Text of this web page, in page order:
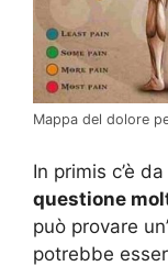
Mappa del dolore
In primis c’è
questione
può provare
potrebbe